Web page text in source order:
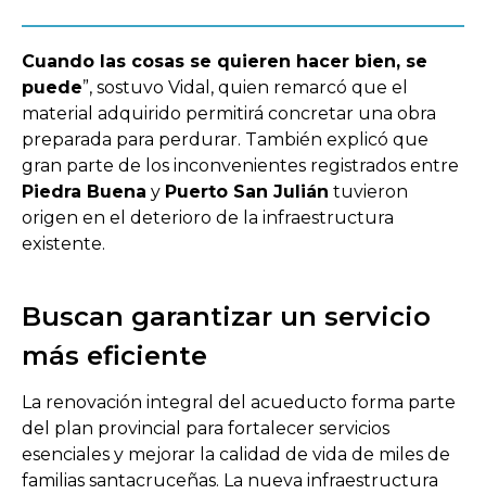
Cuando las cosas se quieren hacer bien, se
puede”, sostuvo Vidal, quien remarcó que el
material adquirido permitirá concretar una obra
preparada para perdurar. También explicó que
gran parte de los inconvenientes registrados entre
Piedra Buena y Puerto San Julián tuvieron
origen en el deterioro de la infraestructura
existente.
Buscan garantizar un servicio
más eficiente
La renovación integral del acueducto forma parte
del plan provincial para fortalecer servicios
esenciales y mejorar la calidad de vida de miles de
familias santacruceñas. La nueva infraestructura